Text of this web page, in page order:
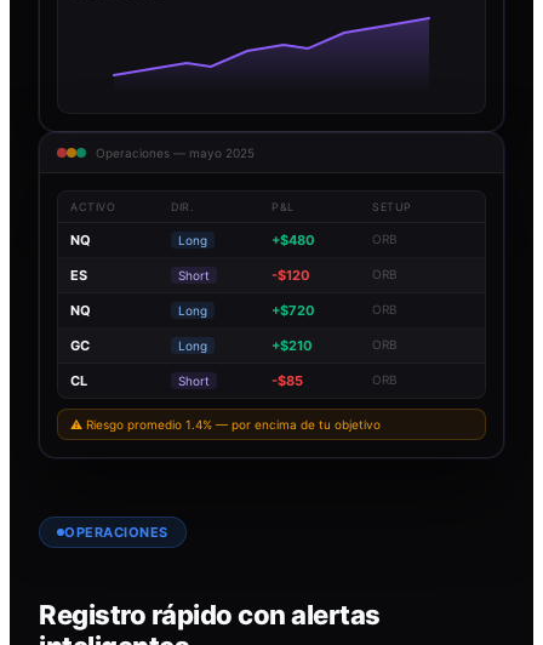
Operaciones — mayo 2025
ACTIVO DIR. P&L SETUP
NQ Long +$480 ORB
ES Short -$120 ORB
NQ Long +$720 ORB
GC Long +$210 ORB
CL Short -$85 ORB
⚠ Riesgo promedio 1.4% — por encima de tu objetivo
OPERACIONES
Registro rápido con alertas